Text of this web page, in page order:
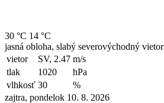
30 °C 14 °C
jasná obloha, slabý severovýchodný vietor
vietor
SV, 2.47 m/s
tlak
1020
hPa
vlhkosť 30
%
zajtra, pondelok 10. 8. 2026